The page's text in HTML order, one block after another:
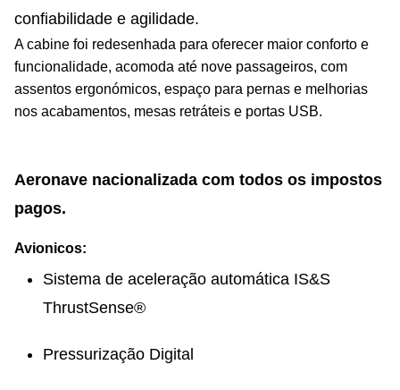
confiabilidade e agilidade.
A cabine foi redesenhada para oferecer maior conforto e
funcionalidade, acomoda até nove passageiros, com
assentos ergonómicos, espaço para pernas e melhorias
nos acabamentos, mesas retráteis e portas USB.
Aeronave nacionalizada com todos os impostos
pagos.
Avionicos:
Sistema de aceleração automática IS&S
ThrustSense®
Pressurização Digital